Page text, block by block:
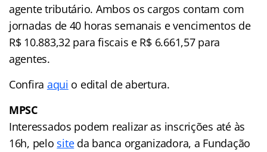
agente tributário. Ambos os cargos contam com
jornadas de 40 horas semanais e vencimentos de
R$ 10.883,32 para fiscais e R$ 6.661,57 para
agentes.
Confira aqui o edital de abertura.
MPSC
Interessados podem realizar as inscrições até às
16h, pelo siteda banca organizadora, a Fundação